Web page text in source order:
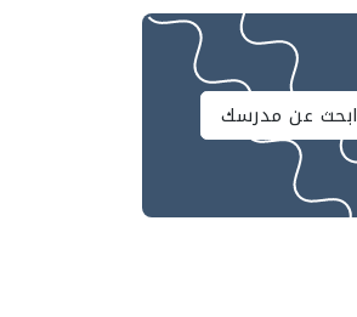
ابحث عن مدرسك